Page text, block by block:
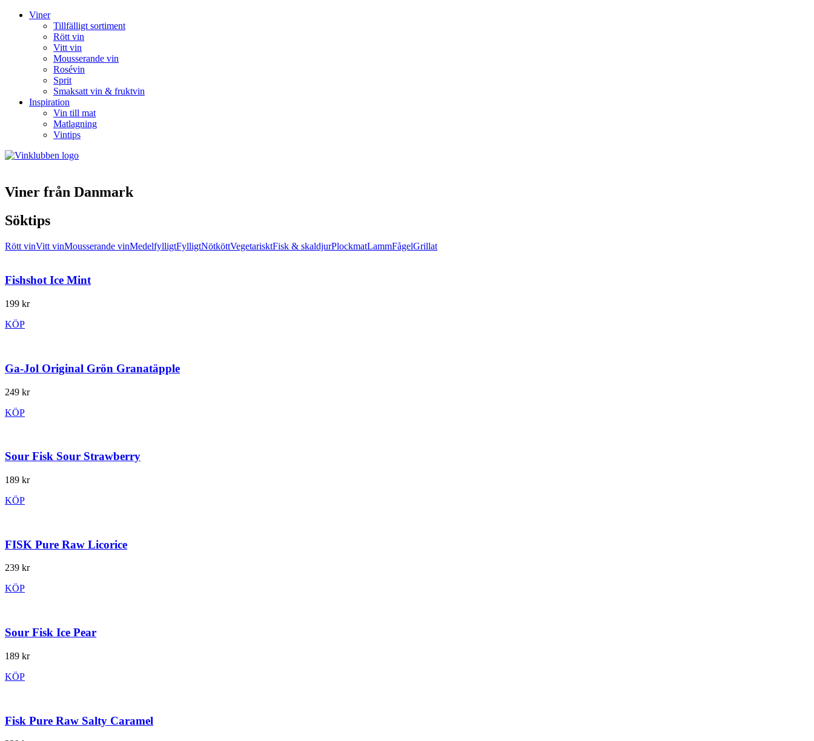
Viner
Tillfälligt sortiment
Rött vin
Vitt vin
Mousserande vin
Rosévin
Sprit
Smaksatt vin & fruktvin
Inspiration
Vin till mat
Matlagning
Vintips
Viner från Danmark
Söktips
Rött vinVitt vinMousserande vinMedelfylligtFylligtNötköttVegetarisktFisk & skaldjurPlockmatLammFågelGrillat
Fishshot Ice Mint
199 kr
KÖP
Ga-Jol Original Grön Granatäpple
249 kr
KÖP
Sour Fisk Sour Strawberry
189 kr
KÖP
FISK Pure Raw Licorice
239 kr
KÖP
Sour Fisk Ice Pear
189 kr
KÖP
Fisk Pure Raw Salty Caramel